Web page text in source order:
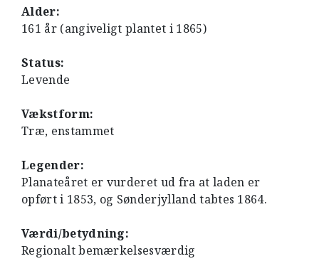
Alder:
161 år (angiveligt plantet i 1865)
Status:
Levende
Vækstform:
Træ, enstammet
Legender:
Planateåret er vurderet ud fra at laden er
opført i 1853, og Sønderjylland tabtes 1864.
Værdi/betydning:
Regionalt bemærkelsesværdig